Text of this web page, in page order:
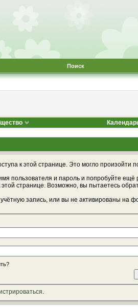
Поиск
к этой странице. Это могло произойти
пользователя и пароль и попробуйте ещё
странице. Возможно, вы пытаетесь
запись, или вы не активированы на
.